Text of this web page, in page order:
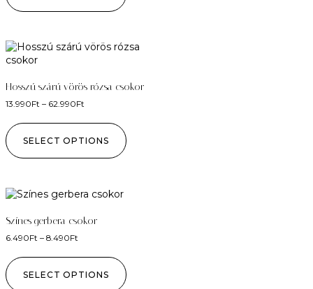
Hosszú szárú vörös rózsa csokor
13.990Ft – 62.990Ft
SELECT OPTIONS
Színes gerbera csokor
6.490Ft – 8.490Ft
SELECT OPTIONS